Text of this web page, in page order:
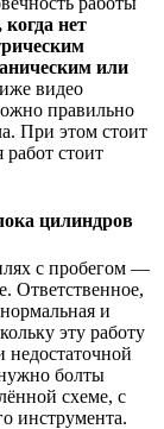
нет
или
видео
правильно
При этом стоит
стоит
цилиндров
с пробегом —
Ответственное,
и
эту работу
недостаточной
болты
схеме, с
инструмента.